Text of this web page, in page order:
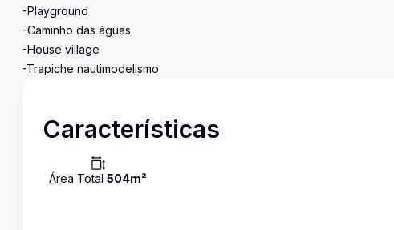
-Playground
-Caminho das águas
-House village
-Trapiche nautimodelismo
Características
Área Total 504m²